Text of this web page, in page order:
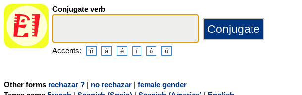
Conjugate verb
Accents:
Other forms rechazar ? | no rechazar | female gender